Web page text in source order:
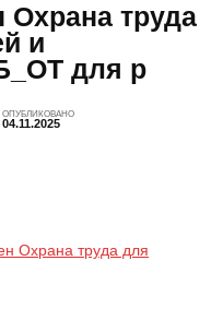
Охрана труда
и
для р
ОПУБЛИКОВАНО
04.11.2025
Охрана труда для